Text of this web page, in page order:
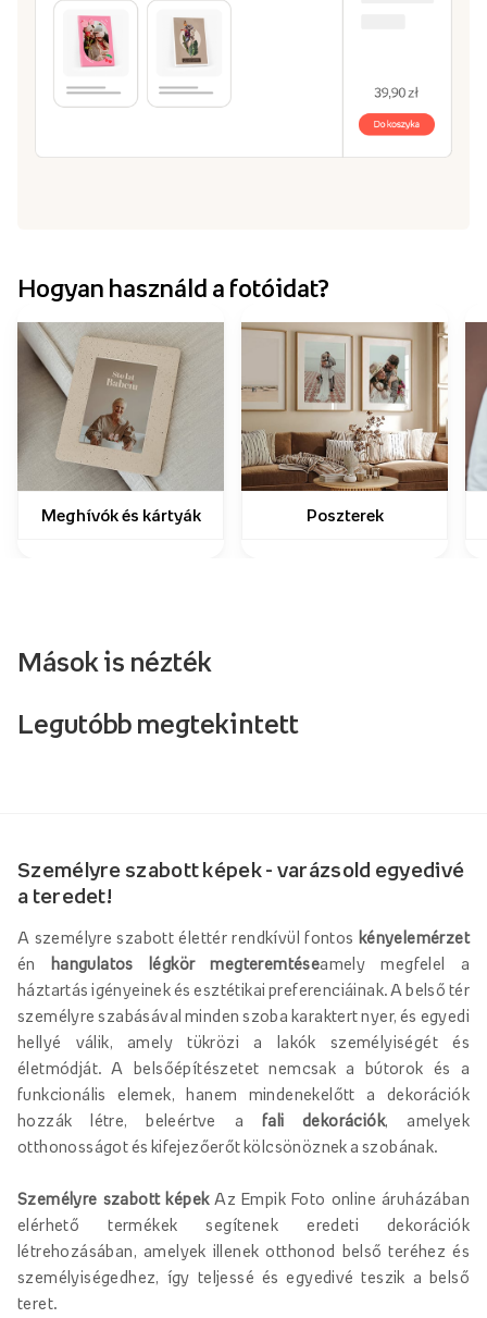
Hogyan használd a fotóidat?
Meghívók és kártyák Poszterek
Mások is nézték
Legutóbb megtekintett
Személyre szabott képek - varázsold egyedivé
a teredet!
A személyre szabott élettér rendkívül fontos kényelemérzet
én
hangulatos légkör megteremtéseamely megfelel a
háztartás igényeinek és esztétikai preferenciáinak. A belső tér
személyre szabásával minden szoba karaktert nyer, és egyedi
hellyé válik, amely tükrözi a lakók személyiségét és
életmódját. A belsőépítészetet nemcsak a bútorok és a
funkcionális elemek, hanem mindenekelőtt a dekorációk
hozzák létre, beleértve a fali dekorációk, amelyek
otthonosságot és kifejezőerőt kölcsönöznek a szobának.
Személyre szabott képekAz Empik Foto online áruházában
elérhető termékek segítenek eredeti dekorációk
létrehozásában, amelyek illenek otthonod belső teréhez és
személyiségedhez, így teljessé és egyedivé teszik a belső
teret.